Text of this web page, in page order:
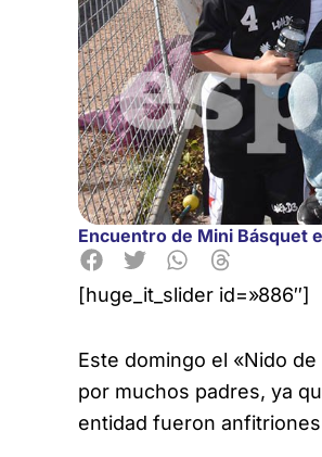
Encuentro de Mini Básquet
[huge_it_slider id=»886″]
Este domingo el «Nido
por muchos padres, ya
entidad fueron